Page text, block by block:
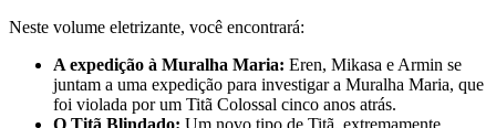
Neste volume eletrizante, você encontrará:
A expedição à Muralha Maria: Eren, Mikasa e Armin se
juntam a uma expedição para investigar a Muralha Maria, que
foi violada por um Titã Colossal cinco anos atrás.
O Titã Blindado: Um novo tipo de Titã, extremamente